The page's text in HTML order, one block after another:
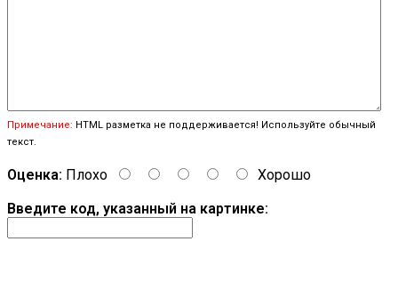
Примечание: HTML разметка не поддерживается! Используйте обычный
текст.
Оценка: Плохо
Хорошо
Введите код, указанный на картинке: